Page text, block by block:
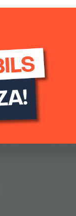
startspärr
framruta
LED strålkastare
L3H2